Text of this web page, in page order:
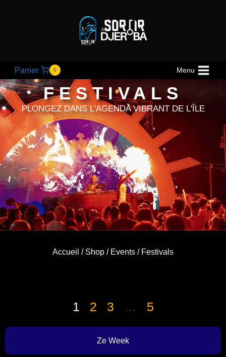
Panier 0 Menu
FESTIVALS
PLONGEZ DANS L'AGENDA VIBRANT DE L'ÎLE
Accueil / Shop / Events / Festivals
1 2 3 … 5
Ze Week